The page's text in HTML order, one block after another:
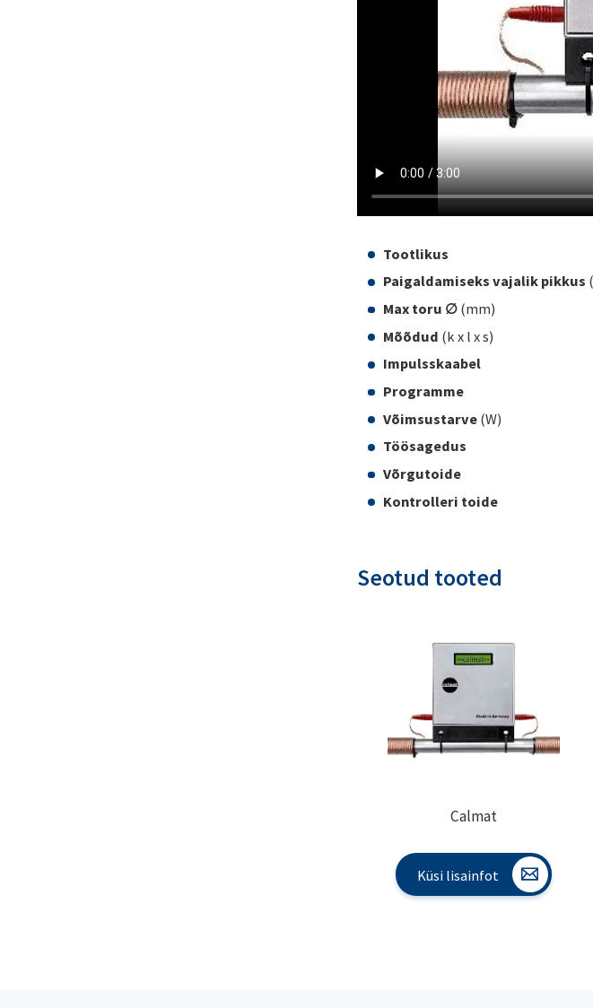
Tootlikus
3
Paigaldamiseks vajalik pikkus
Max toru ∅ (mm)
Mõõdud (k x l x s) 180
Programme
Võimsustarve (W)
Töösagedus 3 …
Võrgutoide ~230V
Kontrolleri toide
Seotud tooted
Calmat
Küsi lisainfot